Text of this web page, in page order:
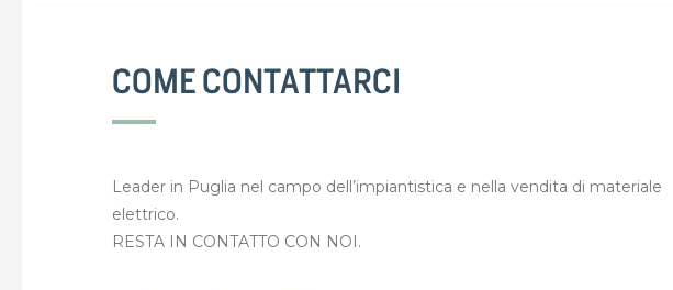
COME CONTATTARCI
Leader in Puglia nel campo dell’impiantistica e nella vendita di materiale
elettrico.
RESTA IN CONTATTO CON NOI.